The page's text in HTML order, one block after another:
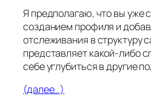
Я предполагаю, что вы уже
созданием профиля и
отслеживания в структуру
представляет какой-либо
себе углубиться в другие
(далее…)